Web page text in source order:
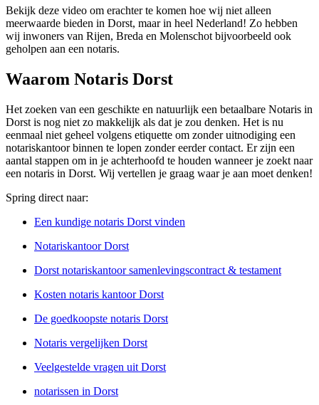
Bekijk deze video om erachter te komen hoe wij niet alleen
meerwaarde bieden in Dorst, maar in heel Nederland! Zo hebben
wij inwoners van Rijen, Breda en Molenschot bijvoorbeeld ook
geholpen aan een notaris.
Waarom Notaris Dorst
Het zoeken van een geschikte en natuurlijk een betaalbare Notaris in
Dorst is nog niet zo makkelijk als dat je zou denken. Het is nu
eenmaal niet geheel volgens etiquette om zonder uitnodiging een
notariskantoor binnen te lopen zonder eerder contact. Er zijn een
aantal stappen om in je achterhoofd te houden wanneer je zoekt naar
een notaris in Dorst. Wij vertellen je graag waar je aan moet denken!
Spring direct naar:
Een kundige notaris Dorst vinden
Notariskantoor Dorst
Dorst notariskantoor samenlevingscontract & testament
Kosten notaris kantoor Dorst
De goedkoopste notaris Dorst
Notaris vergelijken Dorst
Veelgestelde vragen uit Dorst
notarissen in Dorst